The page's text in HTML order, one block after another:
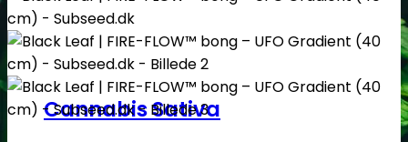
Cannabis Sativa